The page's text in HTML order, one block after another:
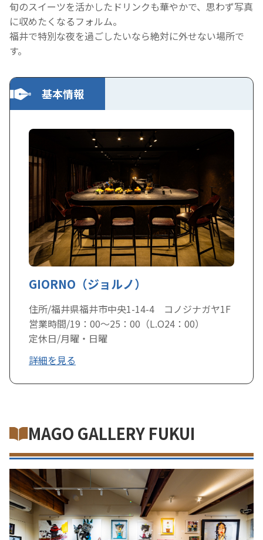
旬のスイーツを活かしたドリンクも華やかで、思わず写真
に収めたくなるフォルム。
福井で特別な夜を過ごしたいなら絶対に外せない場所で
す。
基本情報
GIORNO（ジョルノ）
住所/福井県福井市中央1-14-4 コノジナガヤ1F
営業時間/19：00～25：00（L.O24：00）
定休日/月曜・日曜
詳細を見る
MAGO GALLERY FUKUI